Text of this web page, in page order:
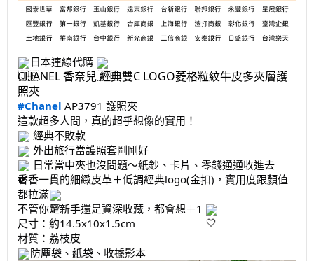
日本連線代購
CHANEL 香奈兒 經典雙C LOGO菱格粒紋牛皮多夾層護
照夾
#Chanel AP3791 護照夾
這款超多人問，真的超乎想像的實用！
經典不敗款
外出旅行當護照套剛剛好
日常當中夾也沒問題～紙鈔、卡片、零錢通通收進去
香香一貫的細緻皮革＋低調經典logo(金扣)，實用度跟顏值
都拉滿
不管你是新手還是資深收藏，都會想＋1
尺寸：約14.5x10x1.5cm
材質：荔枝皮
防塵袋、紙袋、收據影本